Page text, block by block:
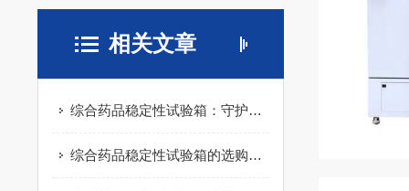
相关文章
综合药品稳定性试验箱：守护药品质量的关键仪器
综合药品稳定性试验箱的选购指南与应用分析